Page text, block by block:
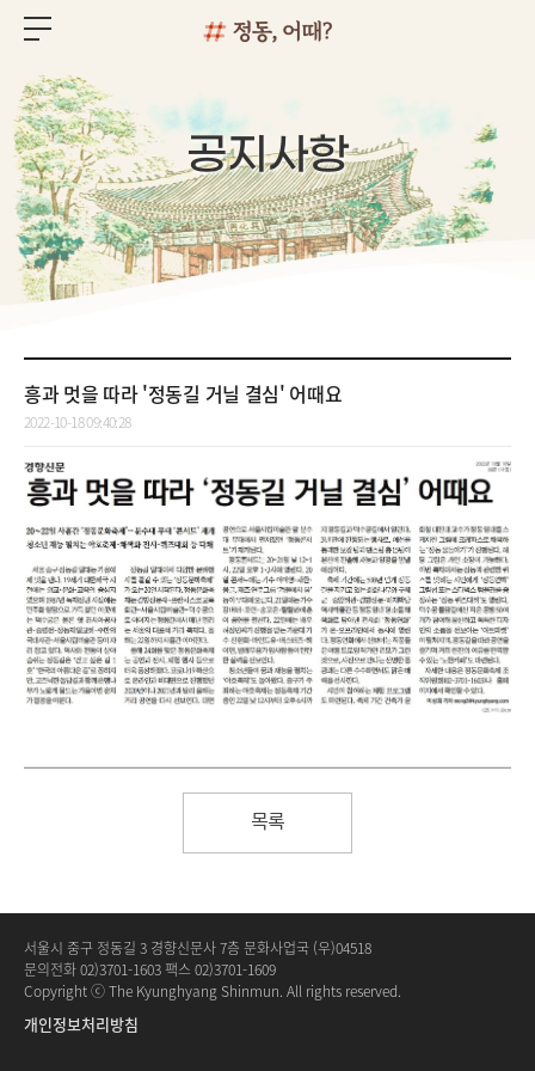
공지사항
흥과 멋을 따라 '정동길 거닐 결심' 어때요
2022-10-18 09:40:28
목록
서울시 중구 정동길 3 경향신문사 7층 문화사업국 (우)04518
문의전화 02)3701-1603 팩스 02)3701-1609
Copyright ⓒ The Kyunghyang Shinmun. All rights reserved.
개인정보처리방침